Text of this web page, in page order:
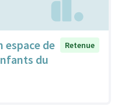
espace de
du
Retenue